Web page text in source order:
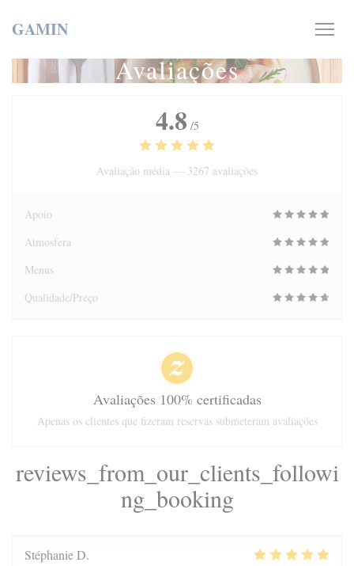
GAMIN
Avaliações
reviews_from_our_clients_followi
ng_booking
StéphanieD
4.8 /5
Avaliação média — 3267 avaliações
Apoio
Atmosfera
Menus
Qualidade/Preço
Avaliações 100% certificadas
Apenas os clientes que fizeram reservas submeteram avaliações